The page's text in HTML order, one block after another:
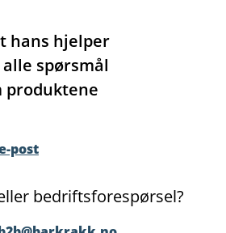
hans hjelper
spørsmål
produktene
post
bedriftsforespørsel?